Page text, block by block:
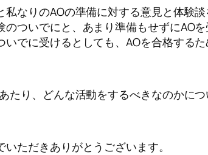
私なりのAOの準備に対する意見と体験
のついでにと、あまり準備もせずにAO
いでに受けるとしても、AOを合格する
たり、どんな活動をするべきなのかにつ
ただきありがとうございます。